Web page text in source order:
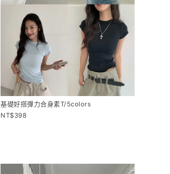
基礎好搭彈力合身素T/5colors
398